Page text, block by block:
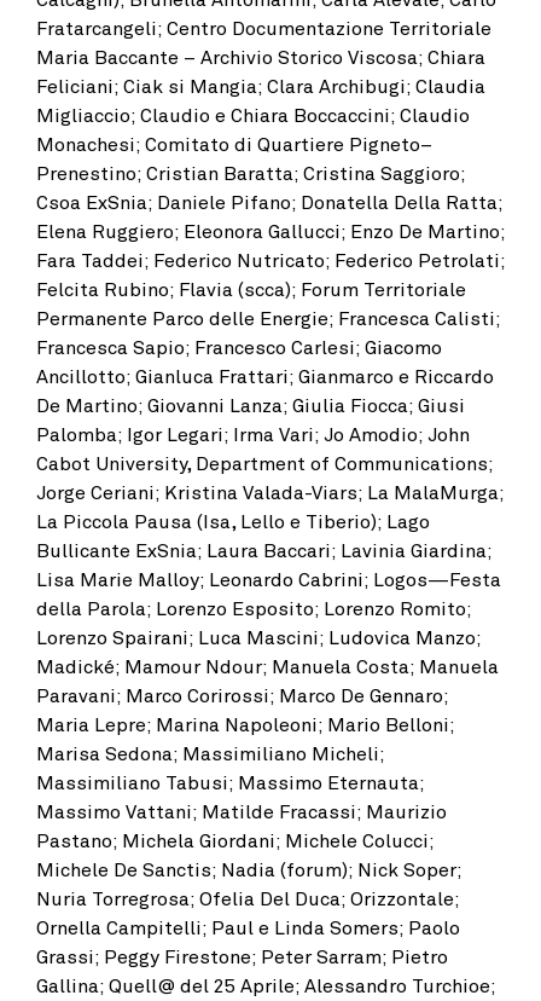
Fratarcangeli; Centro Documentazione Territoriale
Maria Baccante – Archivio Storico Viscosa; Chiara
Feliciani; Ciak si Mangia; Clara Archibugi; Claudia
Migliaccio; Claudio e Chiara Boccaccini; Claudio
Monachesi; Comitato di Quartiere Pigneto–
Prenestino; Cristian Baratta; Cristina Saggioro;
Csoa ExSnia; Daniele Pifano; Donatella Della Ratta;
Elena Ruggiero; Eleonora Gallucci; Enzo De Martino;
Fara Taddei; Federico Nutricato; Federico Petrolati;
Felcita Rubino; Flavia (scca); Forum Territoriale
Permanente Parco delle Energie; Francesca Calisti;
Francesca Sapio; Francesco Carlesi; Giacomo
Ancillotto; Gianluca Frattari; Gianmarco e Riccardo
De Martino; Giovanni Lanza; Giulia Fiocca; Giusi
Palomba; Igor Legari; Irma Vari; Jo Amodio; John
Cabot University, Department of Communications;
Jorge Ceriani; Kristina Valada-Viars; La MalaMurga;
La Piccola Pausa (Isa, Lello e Tiberio); Lago
Bullicante ExSnia; Laura Baccari; Lavinia Giardina;
Lisa Marie Malloy; Leonardo Cabrini; Logos—Festa
della Parola; Lorenzo Esposito; Lorenzo Romito;
Lorenzo Spairani; Luca Mascini; Ludovica Manzo;
Madické; Mamour Ndour; Manuela Costa; Manuela
Paravani; Marco Corirossi; Marco De Gennaro;
Maria Lepre; Marina Napoleoni; Mario Belloni;
Marisa Sedona; Massimiliano Micheli;
Massimiliano Tabusi; Massimo Eternauta;
Massimo Vattani; Matilde Fracassi; Maurizio
Pastano; Michela Giordani; Michele Colucci;
Michele De Sanctis; Nadia (forum); Nick Soper;
Nuria Torregrosa; Ofelia Del Duca; Orizzontale;
Ornella Campitelli; Paul e Linda Somers; Paolo
Grassi; Peggy Firestone; Peter Sarram; Pietro
Gallina; Quell@ del 25 Aprile; Alessandro Turchioe;